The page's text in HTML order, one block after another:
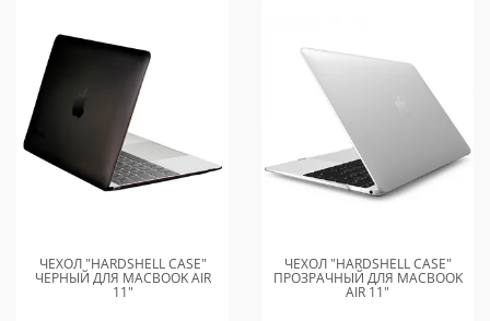
ЧЕХОЛ "HARDSHELL CASE"
ЧЕРНЫЙ ДЛЯ MACBOOK AIR
11"
ЧЕХОЛ "HARDSHELL CASE"
ПРОЗРАЧНЫЙ ДЛЯ MACBOOK
AIR 11"